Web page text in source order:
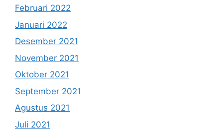
Februari 2022
Januari 2022
Desember 2021
November 2021
Oktober 2021
September 2021
Agustus 2021
Juli 2021